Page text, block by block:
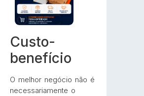
Custo-
benefício
O melhor negócio não é
necessariamente o